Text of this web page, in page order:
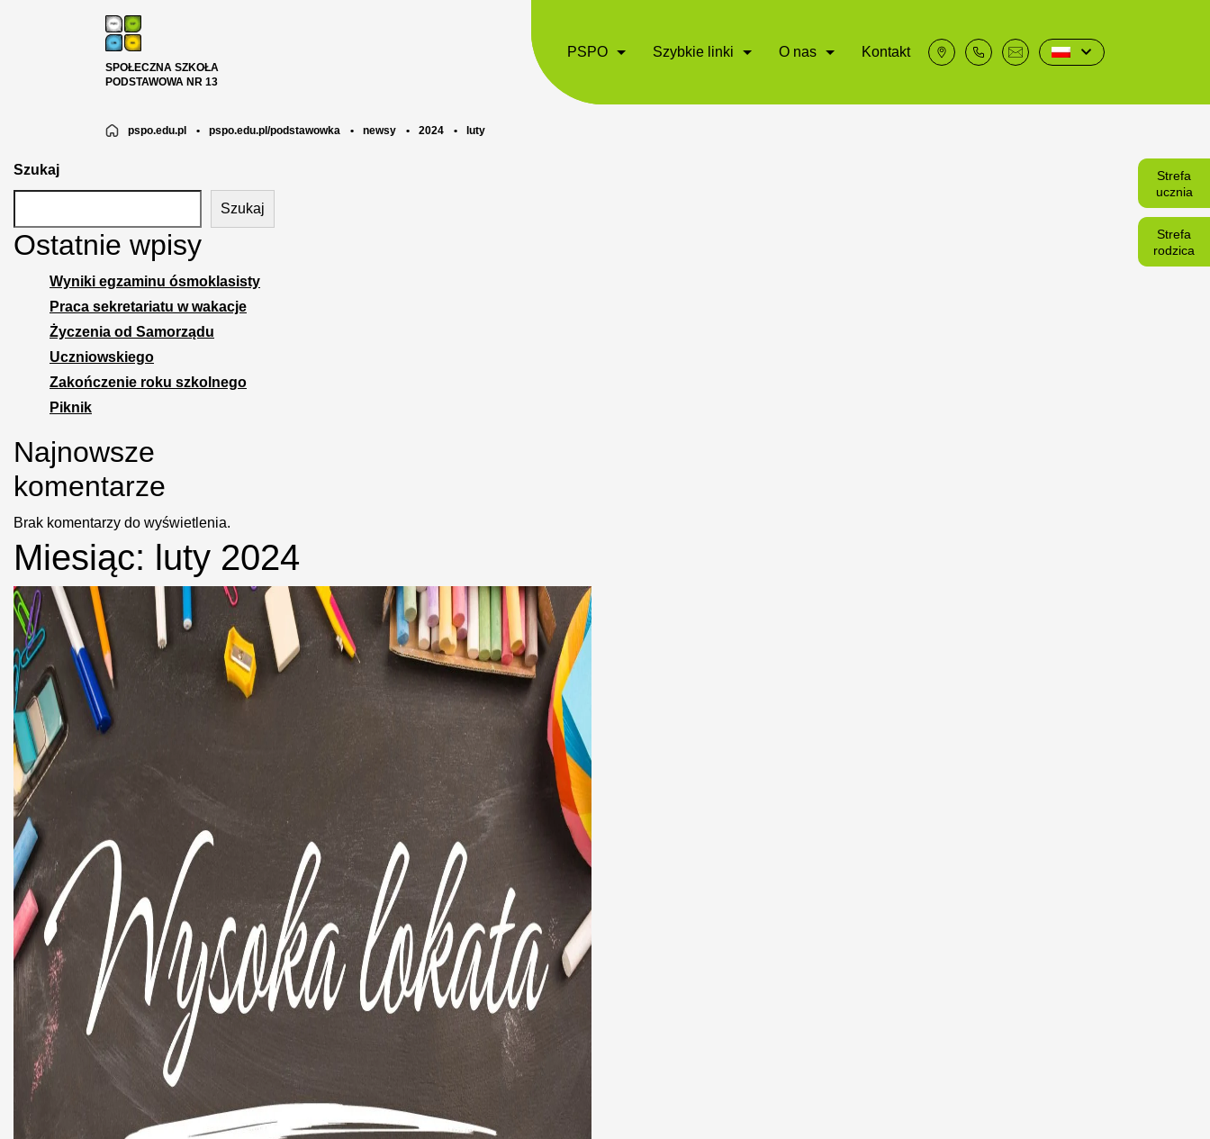
SPOŁECZNA SZKOŁA
PODSTAWOWA NR 13
PSPO Szybkie linki O nas Kontakt
pspo.edu.pl • pspo.edu.pl/podstawowka • newsy • 2024 • luty
Szukaj
Szukaj
Ostatnie wpisy
Wyniki egzaminu ósmoklasisty
Praca sekretariatu w wakacje
Życzenia od Samorządu
Uczniowskiego
Zakończenie roku szkolnego
Piknik
Najnowsze
komentarze
Brak komentarzy do wyświetlenia.
Miesiąc: luty 2024
Strefa
ucznia
Strefa
rodzica